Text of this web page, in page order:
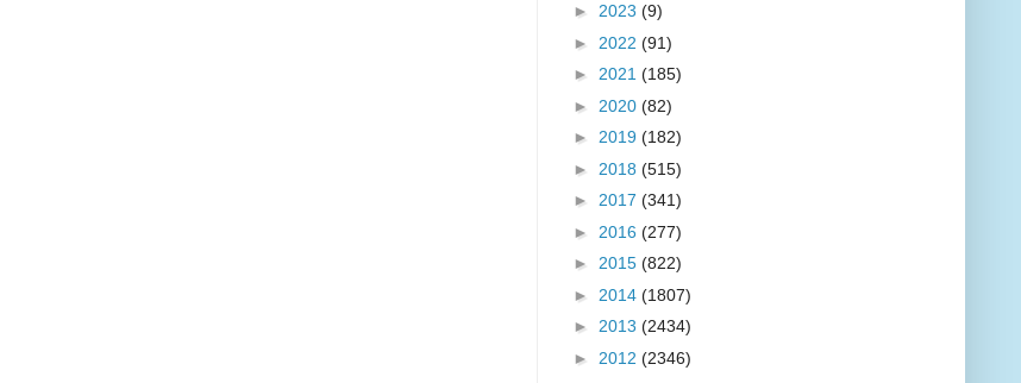
► 2023 (9)
► 2022 (91)
► 2021 (185)
► 2020 (82)
► 2019 (182)
► 2018 (515)
► 2017 (341)
► 2016 (277)
► 2015 (822)
► 2014 (1807)
► 2013 (2434)
► 2012 (2346)